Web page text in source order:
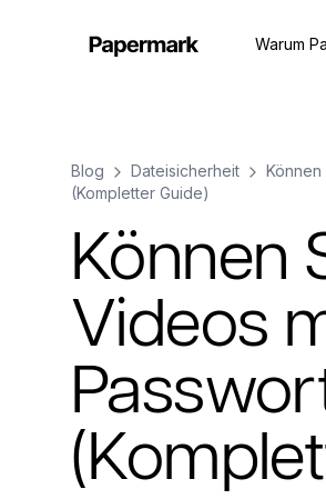
Warum
Blog Dateisicherheit
Können
(Kompletter Guide)
Können
Videos